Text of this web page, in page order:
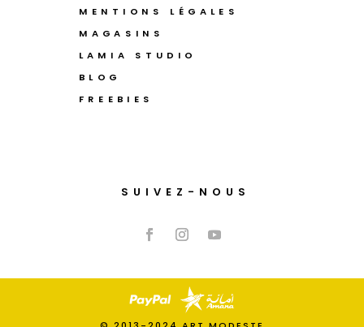
MENTIONS LÉGALES
MAGASINS
LAMIA STUDIO
BLOG
FREEBIES
SUIVEZ-NOUS